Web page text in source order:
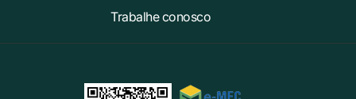
Trabalhe conosco